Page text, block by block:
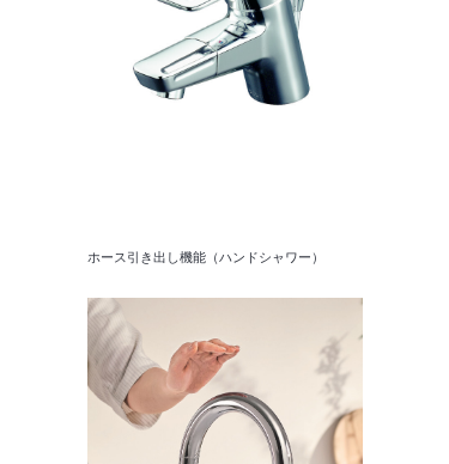
ホース引き出し機能（ハンドシャワー）